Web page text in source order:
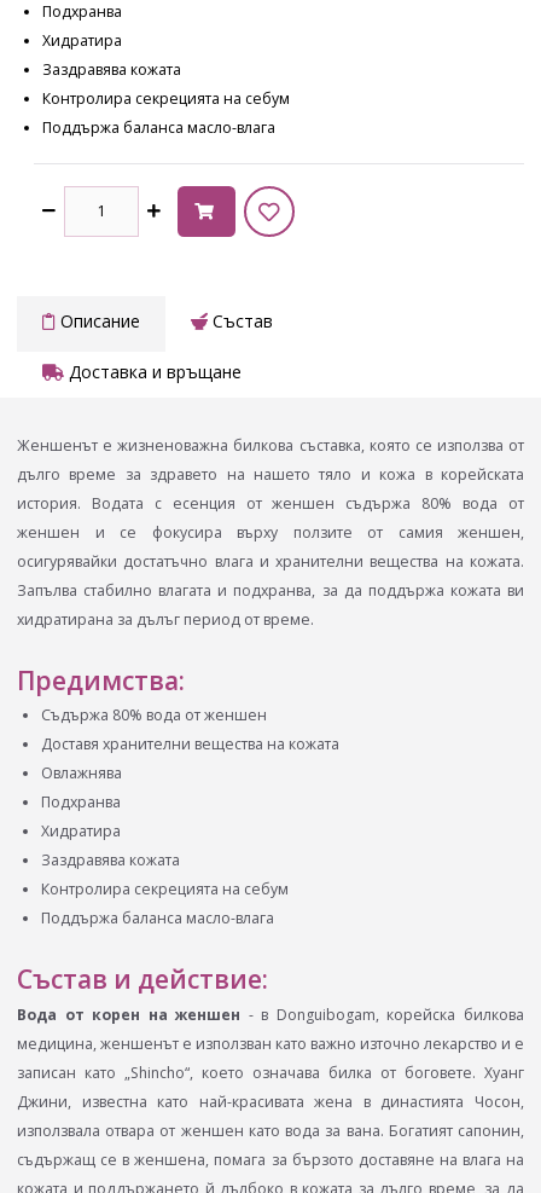
Подхранва
Хидратира
Заздравява кожата
Контролира секрецията на себум
Поддържа баланса масло-влага
Описание Състав
Доставка и връщане
Женшенът е жизненоважна билкова съставка, която се използва от
дълго време за здравето на нашето тяло и кожа в корейската
история. Водата с есенция от женшен съдържа 80% вода от
женшен и се фокусира върху ползите от самия женшен,
осигурявайки достатъчно влага и хранителни вещества на кожата.
Запълва стабилно влагата и подхранва, за да поддържа кожата ви
хидратирана за дълъг период от време.
Предимства:
Съдържа 80% вода от женшен
Доставя хранителни вещества на кожата
Овлажнява
Подхранва
Хидратира
Заздравява кожата
Контролира секрецията на себум
Поддържа баланса масло-влага
Състав и действие:
Вода от корен на женшен - в Donguibogam, корейска билкова
медицина, женшенът е използван като важно източно лекарство и е
записан като „Shincho“, което означава билка от боговете. Хуанг
Джини, известна като най-красивата жена в династията Чосон,
използвала отвара от женшен като вода за вана. Богатият сапонин,
съдържащ се в женшена, помага за бързото доставяне на влага на
кожата и поддържането й дълбоко в кожата за дълго време, за да